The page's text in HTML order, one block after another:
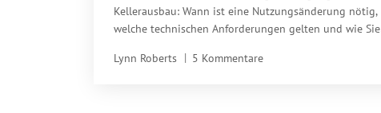
Kellerausbau: Wann ist eine Nutzungsänderung nötig,
welche technischen Anforderungen gelten und wie Sie
Lynn Roberts
5 Kommentare